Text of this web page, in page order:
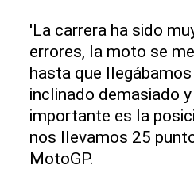
'La carrera ha sido
errores, la moto se
hasta que
inclinado demasiado
importante es la
nos llevamos 25
MotoGP.